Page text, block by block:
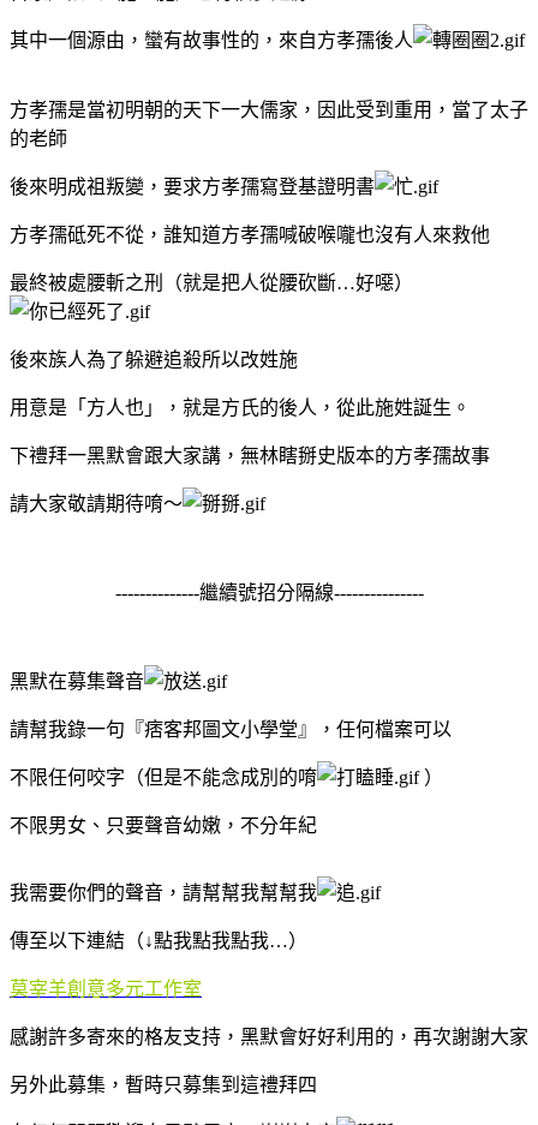
其中一個源由，蠻有故事性的， 來自方孝孺後人
方孝孺是當初明朝的天下一大儒家，因此受到重用，當了太子
的老師
後來明成祖叛變，要求方孝孺寫登基證明書
方孝孺砥死不從，誰知道方孝孺喊破喉嚨也沒有人來救他
最終被處腰斬之刑（就是把人從腰砍斷…好噁）
後來族人為了躲避追殺所以改姓施
用意是「方人也」，就是方氏的後人，從此施姓誕生。
下禮拜一黑默會跟大家講，無林瞎掰史版本的方孝孺故事
請大家敬請期待唷～
--------------繼續號招分隔線---------------
黑默在募集聲音
請幫我錄一句『痞客邦圖文小學堂』，任何檔案可以
不限任何咬字（但是不能念成別的唷 ）
不限男女、只要聲音幼嫩，不分年紀
我需要你們的聲音，請幫幫我幫幫我
傳至以下連結（↓點我點我點我…）
莫宰羊創意多元工作室
感謝許多寄來的格友支持，黑默會好好利用的，再次謝謝大家
另外此募集，暫時只募集到這禮拜四